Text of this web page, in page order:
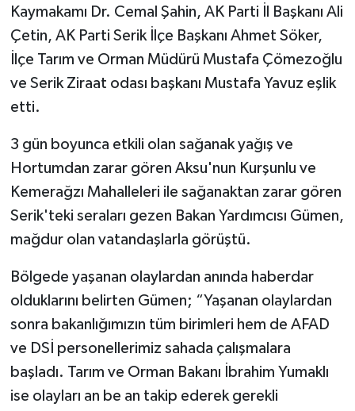
Kaymakamı Dr. Cemal Şahin, AK Parti İl Başkanı Ali
Çetin, AK Parti Serik İlçe Başkanı Ahmet Söker,
İlçe Tarım ve Orman Müdürü Mustafa Çömezoğlu
ve Serik Ziraat odası başkanı Mustafa Yavuz eşlik
etti.
3 gün boyunca etkili olan sağanak yağış ve
Hortumdan zarar gören Aksu'nun Kurşunlu ve
Kemerağzı Mahalleleri ile sağanaktan zarar gören
Serik'teki seraları gezen Bakan Yardımcısı Gümen,
mağdur olan vatandaşlarla görüştü.
Bölgede yaşanan olaylardan anında haberdar
olduklarını belirten Gümen; “Yaşanan olaylardan
sonra bakanlığımızın tüm birimleri hem de AFAD
ve DSİ personellerimiz sahada çalışmalara
başladı. Tarım ve Orman Bakanı İbrahim Yumaklı
ise olayları an be an takip ederek gerekli